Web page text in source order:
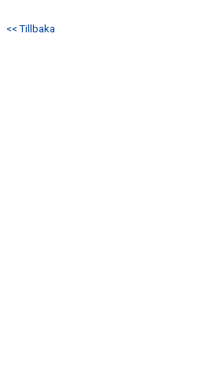
<< Tillbaka